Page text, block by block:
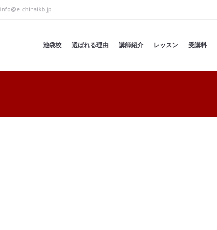
info@e-chinaikb.jp
池袋校 選ばれる理由 講師紹介 レッスン 受講料